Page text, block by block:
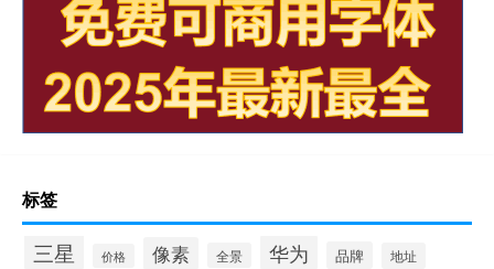
标签
三星 价格 像素 全景 华为 品牌 地址